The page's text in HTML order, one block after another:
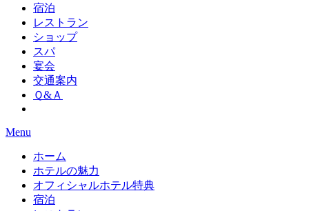
宿泊
レストラン
ショップ
スパ
宴会
交通案内
Ｑ&Ａ
Menu
ホーム
ホテルの魅力
オフィシャルホテル特典
宿泊